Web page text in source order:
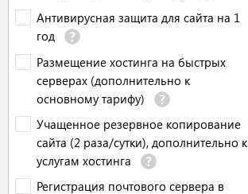
Антивирусная защита для сайта на 1
год
Размещение хостинга на быстрых
серверах (дополнительно к
основному тарифу)
Учащенное резервное копирование
сайта (2 раза/сутки), дополнительно к
услугам хостинга
Регистрация почтового сервера в